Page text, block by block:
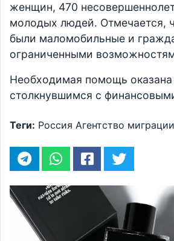
женщин, 470
молодых людей. Отмечается,
были маломобильные и
ограниченными
Необходимая помощь
столкнувшимся с
Теги: Россия Агентство миграции